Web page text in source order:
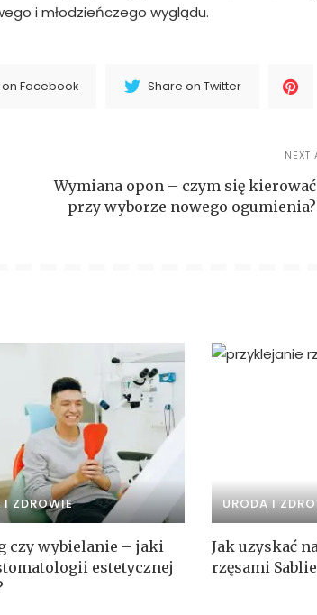
i młodzieńczego wyglądu.
Facebook Share on Twitter
NEXT
Wymiana opon – czym się kierować
przy wyborze nowego ogumienia?
I ZDROWIE
czy wybielanie – jaki
estetycznej
URODA I
Jak uzyskać
rzęsami